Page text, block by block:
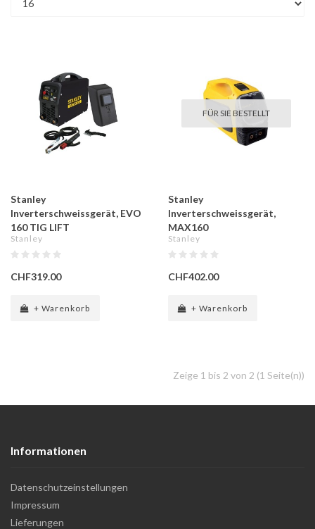
Stanley
Inverterschweissgerät, EVO
160 TIG LIFT
Stanley
CHF319.00
+ Warenkorb
FÜR SIE BESTELLT
Stanley
Inverterschweissgerät,
MAX160
Stanley
CHF402.00
+ Warenkorb
Zeige 1 bis 2 von 2 (1 Seite(n))
Informationen
Datenschutzeinstellungen
Impressum
Lieferungen